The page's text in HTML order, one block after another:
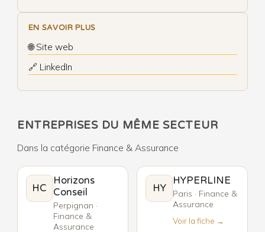
EN SAVOIR PLUS
🌐 Site web
🔗 LinkedIn
ENTREPRISES DU MÊME SECTEUR
Dans la catégorie Finance & Assurance
HC
Horizons
Conseil
Perpignan ·
Finance &
Assurance
HY
HYPERLINE
Paris · Finance &
Assurance
Voir la fiche →